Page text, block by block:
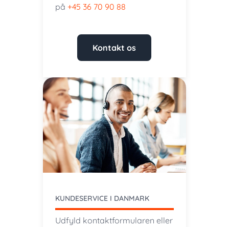
på +45 36 70 90 88
Kontakt os
KUNDESERVICE I DANMARK
Udfyld kontaktformularen eller